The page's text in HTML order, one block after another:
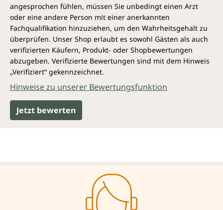
angesprochen fühlen, müssen Sie unbedingt einen Arzt
oder eine andere Person mit einer anerkannten
Fachqualifikation hinzuziehen, um den Wahrheitsgehalt zu
überprüfen. Unser Shop erlaubt es sowohl Gästen als auch
verifizierten Käufern, Produkt- oder Shopbewertungen
abzugeben. Verifizierte Bewertungen sind mit dem Hinweis
„Verifiziert“ gekennzeichnet.
Hinweise zu unserer Bewertungsfunktion
Jetzt bewerten